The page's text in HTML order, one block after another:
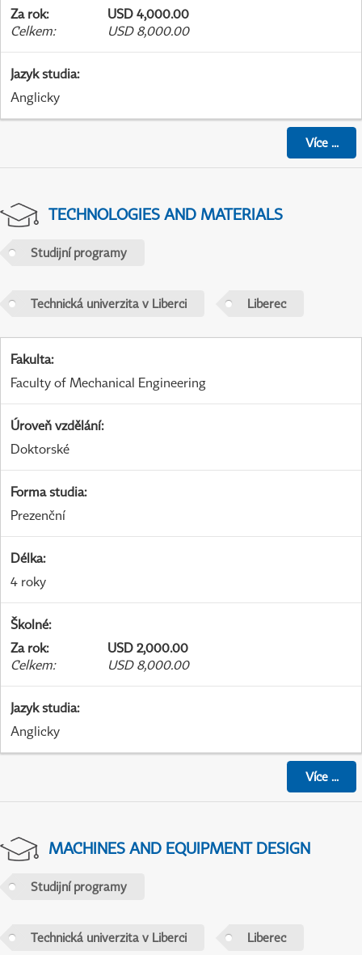
Za rok:
USD 4,000.00
Celkem: USD 8,000.00
Jazyk studia:
Anglicky
Více...
TECHNOLOGIES AND MATERIALS
Studijní programy
Technická univerzita v Liberci Liberec
Fakulta:
Faculty of Mechanical Engineering
Úroveň vzdělání:
Doktorské
Forma studia:
Prezenční
Délka:
4 roky
Školné:
Za rok:
USD 2,000.00
Celkem: USD 8,000.00
Jazyk studia:
Anglicky
Více...
MACHINES AND EQUIPMENT DESIGN
Studijní programy
Technická univerzita v Liberci Liberec